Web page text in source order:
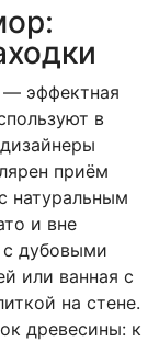
— эффектная
в
приём
натуральным
и вне
дубовыми
или ванная с
на стене.
древесины: к